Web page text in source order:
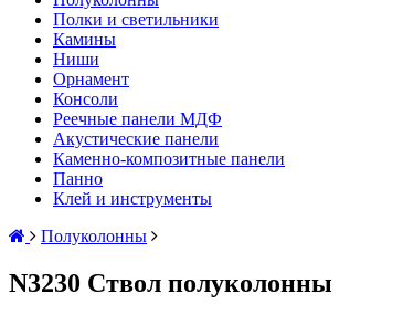
Полки и светильники
Камины
Ниши
Орнамент
Консоли
Реечные панели МДФ
Акустические панели
Каменно-композитные панели
Панно
Клей и инструменты
Полуколонны
N3230 Ствол полуколонны